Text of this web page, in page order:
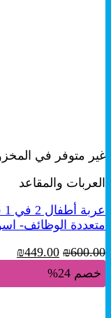
غير متوفر في
العربات والمقاعد
متعددة الوظائف-
₪600.00
السعر
الأصلي
هو:
₪449.00
خصم 24%